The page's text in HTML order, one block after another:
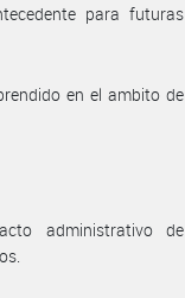
para futuras
en el ambito de
administrativo de